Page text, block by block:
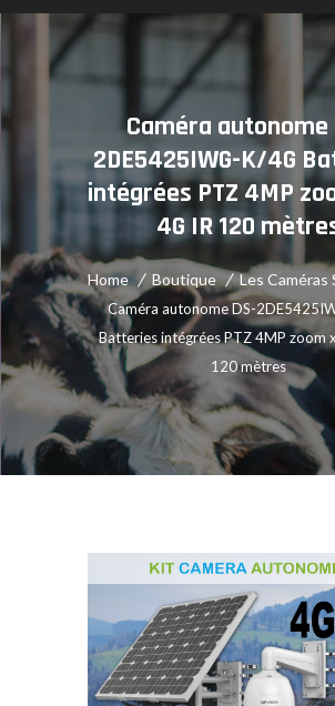
Caméra autonome
2DE5425IWG-K/4G
intégrées PTZ 4MP
4G IR 120
Home Boutique Les Caméras
Caméra autonome DS-
Batteries intégrées PTZ 4MP zoom
120 mètres